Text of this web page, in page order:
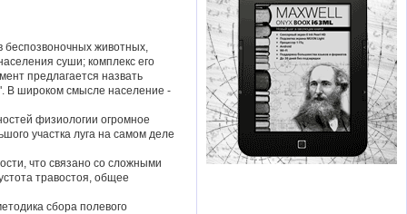
беспозвоночных животных,
суши; комплекс его
предлагается назвать
В широком смысле население -
физиологии огромное
участка луга на самом деле
что связано со сложными
травостоя, общее
сбора полевого